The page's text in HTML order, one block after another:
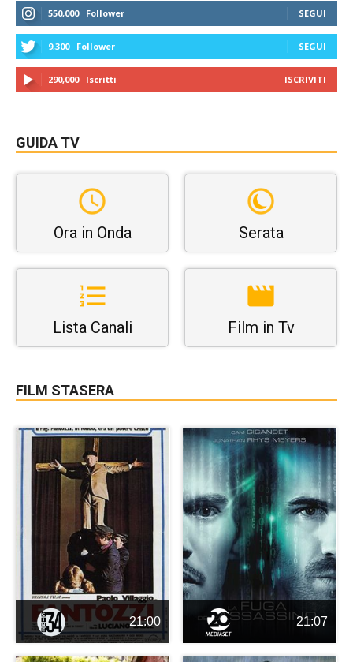
550,000 Follower SEGUI
9,300 Follower SEGUI
290,000 Iscritti ISCRIVITI
GUIDA TV
Ora in Onda Serata
Lista Canali Film in Tv
FILM STASERA
21:00 21:07